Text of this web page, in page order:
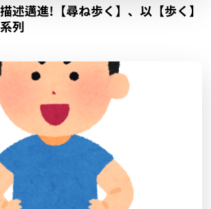
述邁進!【尋ね歩く】、以【歩く】
列